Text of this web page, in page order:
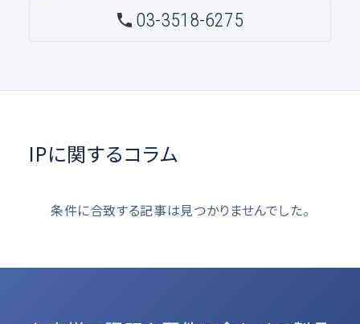
03-3518-6275
IPに関するコラム
条件に合致する記事は見つかりませんでした。